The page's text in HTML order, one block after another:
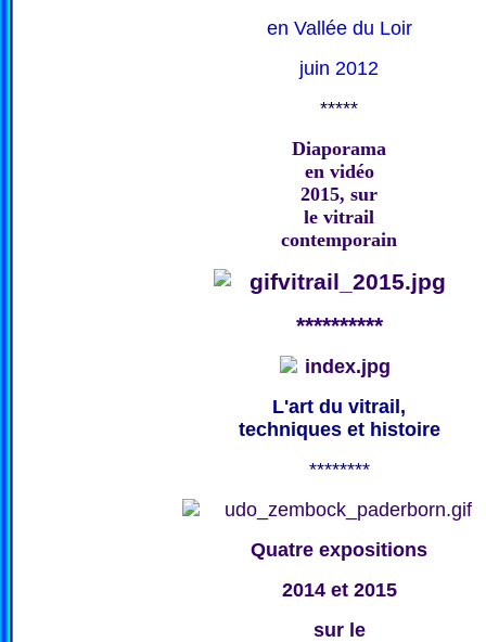
en Vallée du Loir
juin 2012
*****
Diaporama
en vidéo
2015, sur
le vitrail
contemporain
**********
L'art du vitrail,
techniques et histoire
********
Quatre expositions
2014 et 2015
sur le